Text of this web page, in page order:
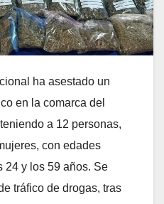
ha asestado un
en la comarca del
a 12 personas,
con edades
24 y los 59 años. Se
tráfico de drogas, tras